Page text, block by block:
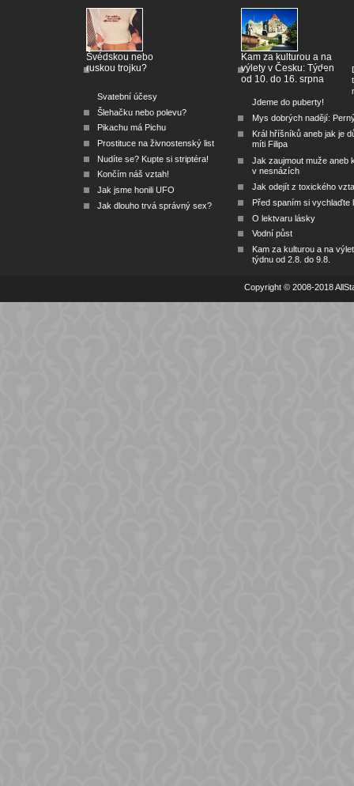
Švédskou nebo
ruskou trojku?
Svatební účesy
Šlehačku nebo polevu?
Pikachu má Pichu
Prostituce na živnostenský list
Nudíte se? Kupte si striptéra!
Končím náš vztah!
Jak jsme honili UFO
Jak dlouho trvá správný sex?
Kam za kulturou a na
výlety v Česku: Týden
od 10. do 16. srpna
Jdeme do puberty!
Mys dobrých nadějí:
Král hříšníků aneb jak je
míti Filipa
Jak zaujmout muže aneb
v nesnázích
Jak odejít z toxického
Před spaním si vychlaďte
O lektvaru lásky
Vodní půst
Kam za kulturou a na
týdnu od 2.8. do 9.8.
Copyright © 2008-2018